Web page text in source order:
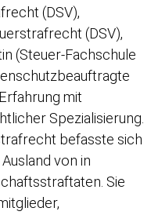
(DSV),
(DSV),
(Steuer-Fachschule
mit
Spezialisierung.
befasste sich
von in
Sie